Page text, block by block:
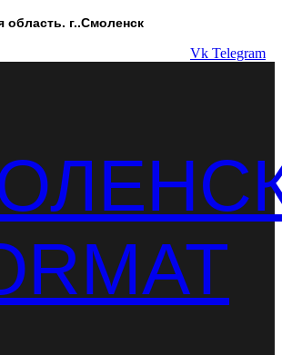
область. г..Смоленск
Vk Telegram